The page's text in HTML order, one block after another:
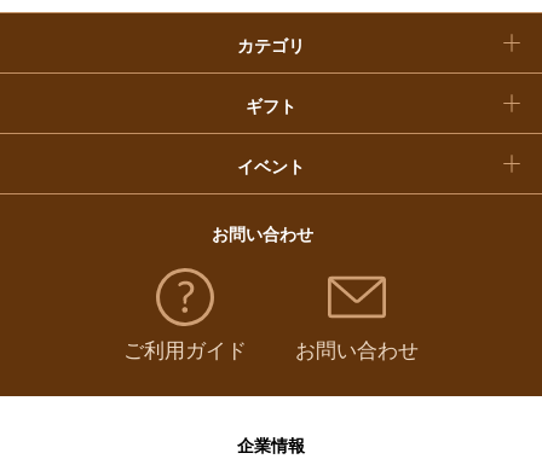
カテゴリ
ギフト
イベント
福袋
お問い合わせ
ご利用ガイド お問い合わせ
企業情報